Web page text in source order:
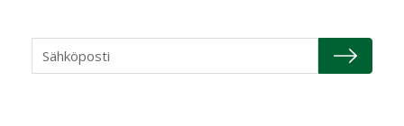
LEHDEN ARTIKKELIT